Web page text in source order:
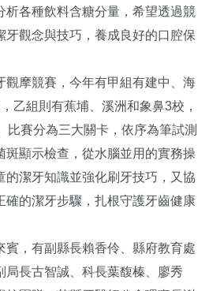
析各種飲料含糖分量，希望透過競
牙觀念與技巧，養成良好的口腔保
摩競賽，今年有甲組有建中、海
乙組則有蕉埔、溪洲和象鼻3校，
比賽分為三大關卡，依序為筆試測
斑顯示檢查，從水腦並用的實務操
的潔牙知識並強化刷牙技巧，又協
確的潔牙步驟，扎根守護牙齒健康
，有副縣長賴香伶、縣府教育處
局長古智誠、科長葉馥榛、廖秀